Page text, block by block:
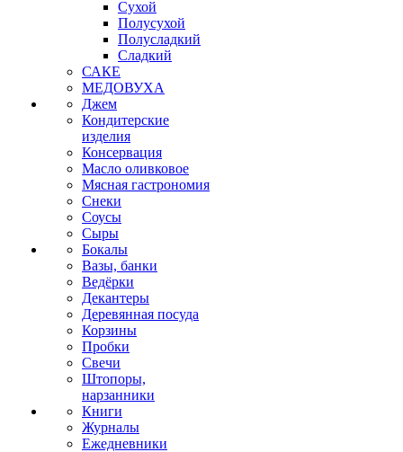
Сухой
Полусухой
Полусладкий
Сладкий
САКЕ
МЕДОВУХА
Джем
Кондитерские
изделия
Консервация
Масло оливковое
Мясная гастрономия
Снеки
Соусы
Сыры
Бокалы
Вазы, банки
Ведёрки
Декантеры
Деревянная посуда
Корзины
Пробки
Свечи
Штопоры,
нарзанники
Книги
Журналы
Ежедневники